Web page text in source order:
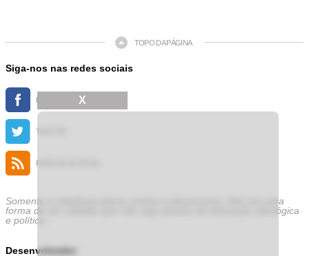
TOPO DA PÁGINA
Siga-nos nas redes sociais
FACEBOOK
TWITTER
FEED DE NOTÍCIAS
Somente a cidadania plena conduz à democracia. Não há outra
forma de ser cidadão que não seja através da educação ideológica
e política.
Desenvolvedor
X